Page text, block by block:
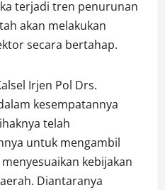
terjadi tren penurunan
akan melakukan
secara bertahap.
Irjen Pol Drs.
kesempatannya
telah
untuk mengambil
kebijakan
Diantaranya